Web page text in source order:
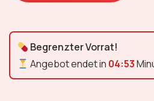
Begrenzter Vorrat!
Angebot endet in 04:52